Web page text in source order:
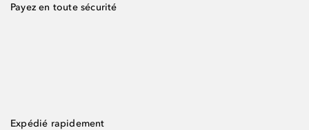
Payez en toute sécurité
Expédié rapidement